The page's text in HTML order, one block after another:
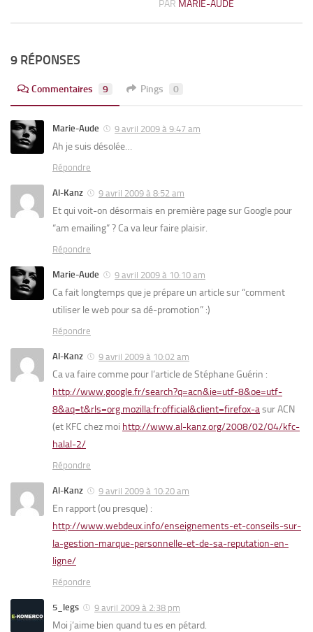
PAR MARIE-AUDE
9 RÉPONSES
Commentaires 9 Pings 0
Marie-Aude 9 avril 2009 à 9:47 am
Ah je suis désolée…
Répondre
Al-Kanz 9 avril 2009 à 8:52 am
Et qui voit-on désormais en première page sur Google pour
“am emailing” ? Ca va leur faire plaisir.
Répondre
Marie-Aude 9 avril 2009 à 10:10 am
Ca fait longtemps que je prépare un article sur “comment
utiliser le web pour sa dé-promotion” :)
Répondre
Al-Kanz 9 avril 2009 à 10:02 am
Ca va faire comme pour l’article de Stéphane Guérin :
http://www.google.fr/search?q=acn&ie=utf-8&oe=utf-
8&aq=t&rls=org.mozilla:fr:official&client=firefox-asur ACN
(et KFC chez moi http://www.al-kanz.org/2008/02/04/kfc-
halal-2/
Répondre
Al-Kanz 9 avril 2009 à 10:20 am
En rapport (ou presque) :
http://www.webdeux.info/enseignements-et-conseils-sur-
la-gestion-marque-personnelle-et-de-sa-reputation-en-
ligne/
Répondre
5_legs 9 avril 2009 à 2:38 pm
Moi j’aime bien quand tu es en pétard.